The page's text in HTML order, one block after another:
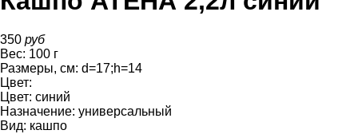
350 руб
Вес: 100 г
Размеры, см: d=17;h=14
Цвет:
Цвет: синий
Назначение: универсальный
Вид: кашпо